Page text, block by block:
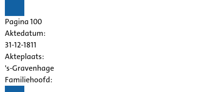
Pagina 100
Aktedatum:
31-12-1811
Akteplaats:
's-Gravenhage
Familiehoofd: